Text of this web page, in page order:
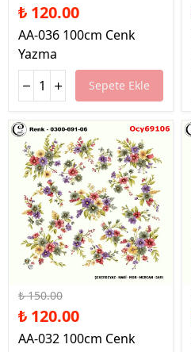
₺ 120.00
AA-036 100cm Cenk
Yazma
Sepete Ekle
₺ 150.00
₺ 120.00
AA-032 100cm Cenk